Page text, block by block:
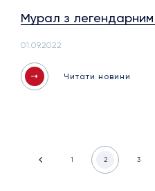
Мурал з
01.09.2022
Читати новини
1 2 3